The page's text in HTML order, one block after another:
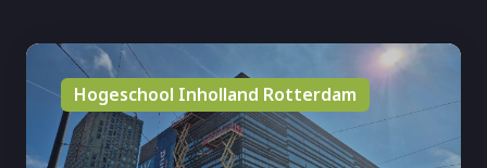
Hogeschool Inholland Rotterdam